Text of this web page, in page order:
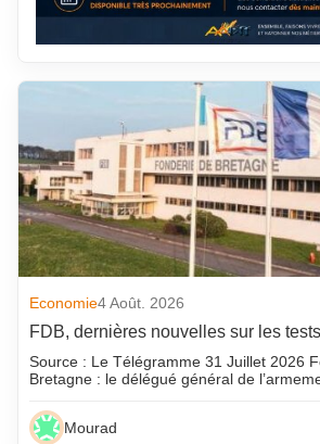
Economie4 Août. 2026
FDB, dernières nouvelles sur les
Source : Le Télégramme 31 Juillet 2026
Bretagne : le délégué général de
Mourad